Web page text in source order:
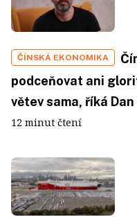
ČÍNSKÁ EKONOMIKA
podceňovat ani
větev sama, říká
12 minut čtení